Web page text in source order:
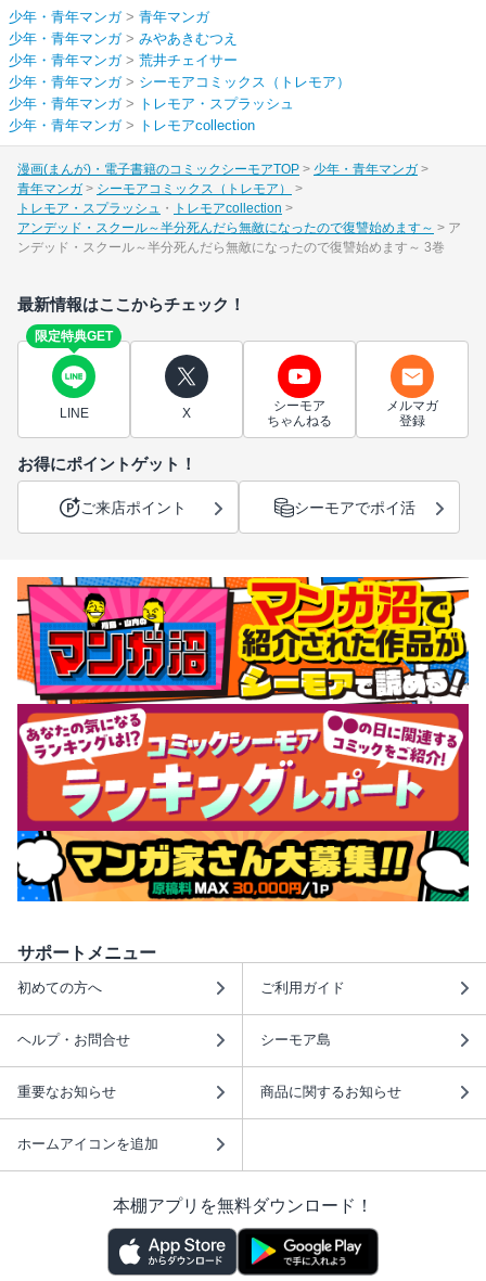
少年・青年マンガ> 青年マンガ
少年・青年マンガ> みやあきむつえ
少年・青年マンガ> 荒井チェイサー
少年・青年マンガ> シーモアコミックス（トレモア）
少年・青年マンガ> トレモア・スプラッシュ
少年・青年マンガ> トレモアcollection
漫画(まんが)・電子書籍のコミックシーモアTOP
少年・青年マンガ
青年マンガ
シーモアコミックス（トレモア）
トレモア・スプラッシュ
トレモアcollection
アンデッド・スクール～半分死んだら無敵になったので復讐始めます～
ア
ンデッド・スクール～半分死んだら無敵になったので復讐始めます～ 3巻
最新情報はここからチェック！
限定特典GET
LINE X
シーモア
ちゃんねる
メルマガ
登録
お得にポイントゲット！
ご来店ポイント シーモアでポイ活
サポートメニュー
初めての方へ ご利用ガイド
ヘルプ・お問合せ シーモア島
重要なお知らせ 商品に関するお知らせ
ホームアイコンを追加
本棚アプリを無料ダウンロード！